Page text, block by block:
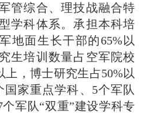
管综合、理技战融合特
学科体系。承担本科培
地面生长干部的65%以
生培训数量占空军院校
上，博士研究生占50%以
国家重点学科、5个军队
军队“双重”建设学科专